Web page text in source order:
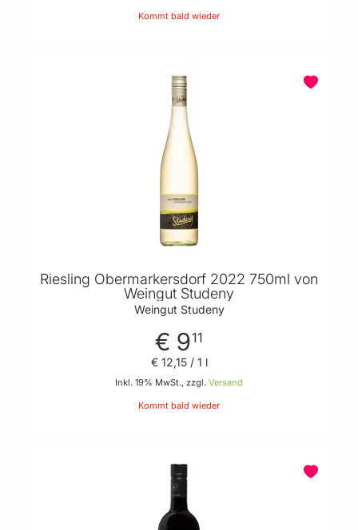
Kommt bald wieder
Riesling Obermarkersdorf 2022 750ml von
Weingut Studeny
Weingut Studeny
€ 911
Inkl. 19% MwSt., zzgl. Versand
€ 12,15/ 1 l
Kommt bald wieder